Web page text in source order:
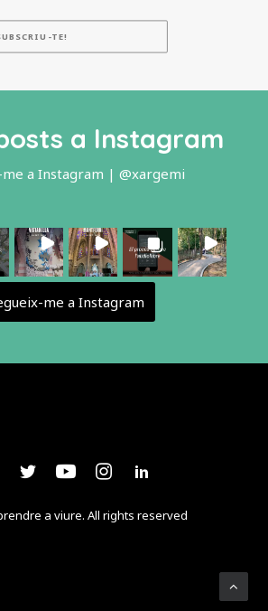
TE!
a Instagram
me a Instagram | @xargemi
me a Instagram
a viure. All rights reserved